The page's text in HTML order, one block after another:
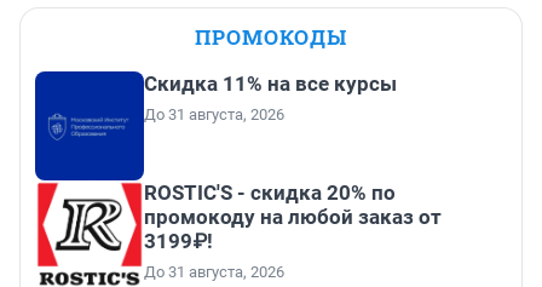
ПРОМОКОДЫ
Скидка 11% на все курсы
До 31 августа, 2026
ROSTIC'S - скидка 20% по
промокоду на любой заказ от
3199₽!
До 31 августа, 2026